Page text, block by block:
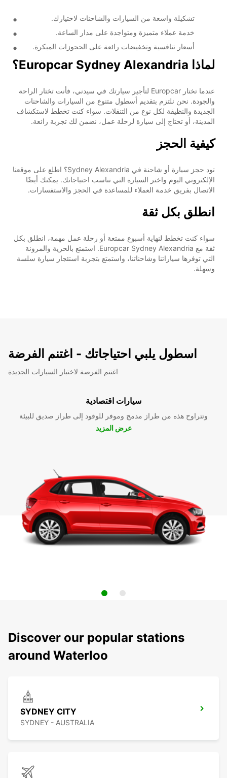
تشكيلة واسعة من السيارات والشاحنات لاختيارك.
خدمة عملاء متميزة ومتواجدة على مدار الساعة.
أسعار تنافسية وتخفيضات رائعة على الحجوزات المبكرة.
لماذا Europcar Sydney Alexandria؟
عندما تختار Europcar لتأجير سيارتك في سيدني، فأنت تختار الراحة
والجودة. نحن نلتزم بتقديم أسطول متنوع من السيارات والشاحنات
الجديدة والنظيفة لكل نوع من التنقلات. سواء كنت تخطط لاستكشاف
المدينة، أو تحتاج إلى سيارة لرحلة عمل، نضمن لك تجربة رائعة.
كيفية الحجز
تود حجز سيارة أو شاحنة في Sydney Alexandria؟ اطلع على موقعنا
الإلكتروني اليوم واختر السيارة التي تناسب احتياجاتك. يمكنك أيضًا
الاتصال بفريق خدمة العملاء للمساعدة في الحجز والاستفسارات.
انطلق بكل ثقة
سواء كنت تخطط لنهاية أسبوع ممتعة أو رحلة عمل مهمة، انطلق بكل
ثقة مع Europcar Sydney Alexandria. استمتع بالحرية والمرونة
التي توفرها سياراتنا وشاحناتنا، واستمتع بتجربة استئجار سيارة سلسة
وسهلة.
اسطول يلبي احتياجاتك - اغتنم الفرضة
اغتنم الفرصة لاختبار السيارات الجديدة
سيارات اقتصادية
وتتراوح هذه من طراز مدمج وموفر للوقود إلى طراز صديق للبيئة
عرض المزيد
Discover our popular stations
around Waterloo
SYDNEY CITY
SYDNEY - AUSTRALIA